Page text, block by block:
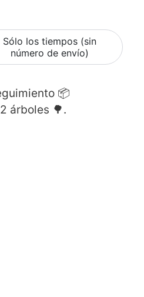
Sólo los tiempos (sin
número de envío)
📦
árboles 🌳.